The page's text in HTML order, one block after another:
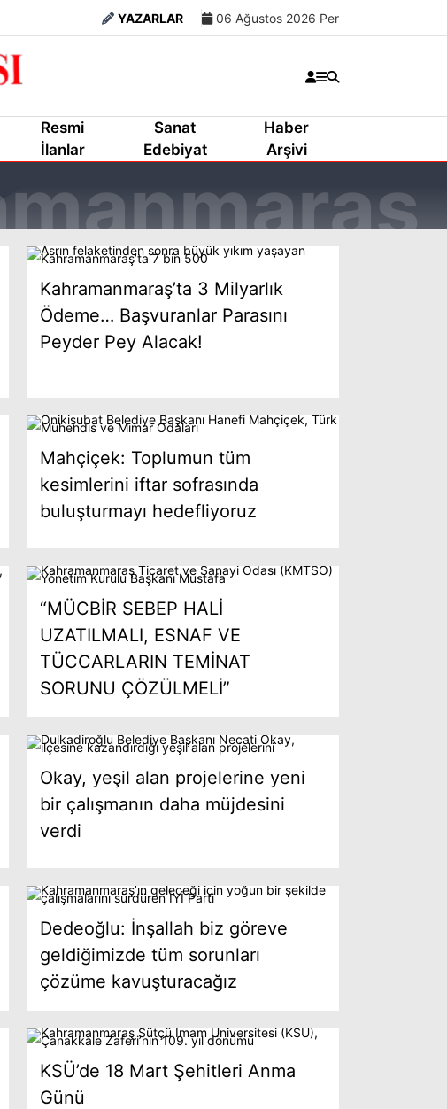
YAZARLAR 06 Ağustos 2026 Per
Resmi
İlanlar
Sanat
Edebiyat
Haber
Arşivi
Kahramanmaraş’ta 3 Milyarlık
Ödeme… Başvuranlar Parasını
Peyder Pey Alacak!
Mahçiçek: Toplumun tüm
kesimlerini iftar sofrasında
buluşturmayı hedefliyoruz
“MÜCBİR SEBEP HALİ
UZATILMALI, ESNAF VE
TÜCCARLARIN TEMİNAT
SORUNU ÇÖZÜLMELİ”
Okay, yeşil alan projelerine yeni
bir çalışmanın daha müjdesini
verdi
Dedeoğlu: İnşallah biz göreve
geldiğimizde tüm sorunları
çözüme kavuşturacağız
KSÜ’de 18 Mart Şehitleri Anma
Günü